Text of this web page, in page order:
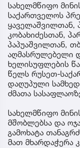
სახელმწიფო
საქართველოს
ყაველაშვილთან,
კობახიძესთან,
პაპუაშვილთან,
აღმასრულებელი
ხელისუფლების
წელს რუსეთ-
დაღუპული
ძმათა
სახელმწიფო
მშობლებსა და
გამოხატა
მათ მხარდაჭერა